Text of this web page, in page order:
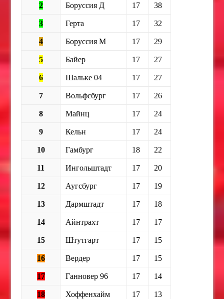
2 Боруссия Д 17 38
3 Герта 17 32
4 Боруссия М 17 29
5 Байер 17 27
6 Шальке 04 17 27
7 Вольфсбург 17 26
8 Майнц 17 24
9 Кельн 17 24
10 Гамбург 18 22
11 Ингольштадт 17 20
12 Аугсбург 17 19
13 Дармштадт 17 18
14 Айнтрахт 17 17
15 Штутгарт 17 15
16 Вердер 17 15
17 Ганновер 96 17 14
18 Хоффенхайм 17 13